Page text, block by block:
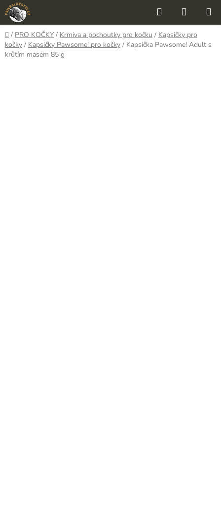
Přejít
na
obsah
Hledat
KOŠÍK
Domů
/ PRO KOČKY / Krmiva a pochoutky pro kočku / Kapsičky pro
kočky / Kapsičky Pawsome! pro kočky / Kapsička Pawsome! Adult s
krůtím masem 85 g